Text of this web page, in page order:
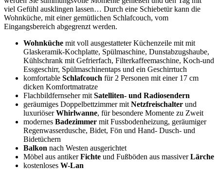
viel Gefühl ausklingen lassen… Durch eine Schiebetür kann die
Wohnküche, mit einer gemütlichen Schlafcouch, vom
Eingangsbereich abgegrenzt werden.
Wohnküche mit voll ausgestatteter Küchenzeile mit mit
Glaskeramik-Kochplatte, Spülmaschine, Dunstabzugshaube,
Kühlschrank mit Gefrierfach, Filterkaffeemaschine, Koch-und
Essgeschirr, Spülmaschinentaps und ein Geschirrtuch
komfortable Schlafcouch für 2 Personen mit einer 17 cm
dicken Komfortmatratze
Flachbildfernseher mit Satelliten- und Radiosendern
geräumiges Doppelbettzimmer mit Netzfreischalter und
luxuriöserWhirlwanne, für besondere Momente zu Zweit
modernes Badezimmer mit Fussbodenheizung, geräumiger
Regenwasserdusche, Bidet, Fön und Hand- Dusch- und
Bidetüchern
Balkon nach Westen ausgerichtet
Möbel aus antikerFichte und Fußböden aus massiverLärche
kostenloses W-Lan